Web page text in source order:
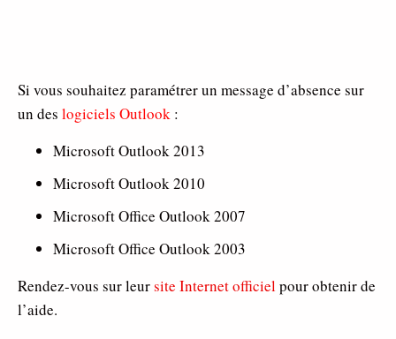
Si vous souhaitez paramétrer un message d’absence sur
un des logiciels Outlook :
Microsoft Outlook 2013
Microsoft Outlook 2010
Microsoft Office Outlook 2007
Microsoft Office Outlook 2003
Rendez-vous sur leursite Internet officielpour obtenir de
l’aide.